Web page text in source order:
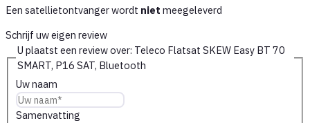
Een satellietontvanger wordt niet meegeleverd
Schrijf uw eigen review
U plaatst een review over: Teleco Flatsat SKEW Easy BT 70
SMART, P16 SAT, Bluetooth
Uw naam
Samenvatting